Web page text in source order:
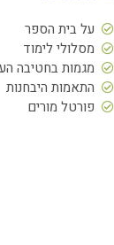
על בית הספר
מסלולי לימוד
מגמות בחטיבה
התאמות היבחנות
פורטל מורים